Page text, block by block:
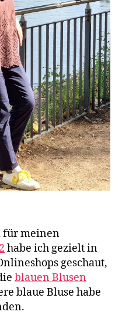
für meinen
habe ich gezielt in
geschaut,
blauen Blusen
blaue Bluse habe